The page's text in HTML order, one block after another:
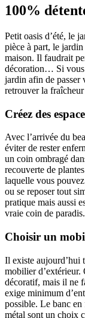
100%
Petit oasis d’été, le
pièce à part, le
maison. Il faudrait
décoration… Si vous
jardin afin de passer
retrouver la
Créez des
Avec l’arrivée du
éviter de rester
un coin ombragé
recouverte de
laquelle vous
ou se reposer tout
pratique mais aussi
vraie coin de paradis.
Choisir un
Il existe aujourd’hui
mobilier d’extérieur.
décoratif, mais il ne
exige minimum
possible. Le banc en
métal sont un choix